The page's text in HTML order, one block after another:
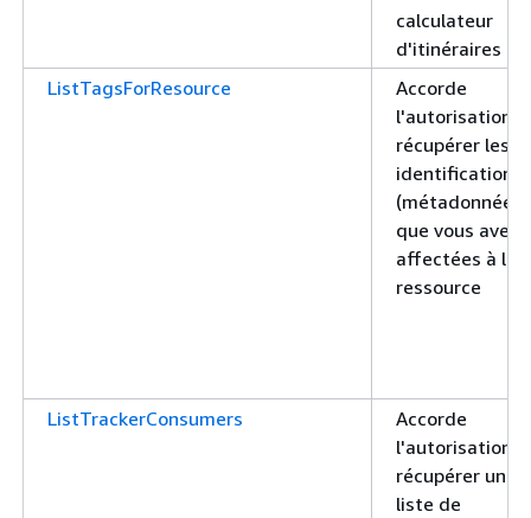
calculateur
d'itinéraires
ListTagsForResource
Accorde
l'autorisation
récupérer les
identifications
(métadonnées)
que vous avez
affectées à la
ressource
ListTrackerConsumers
Accorde
l'autorisation
récupérer une
liste de